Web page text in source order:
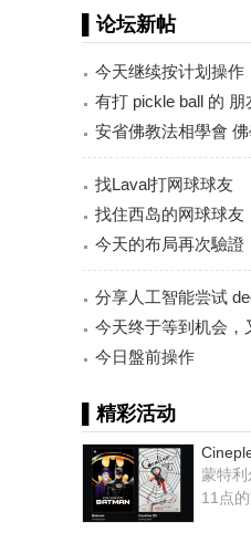
▌论坛新帖
今天继续按计划操作
手！
有打 pickle ball 的 朋
Brossard
安省佛教法相學會
（第二十八
找Laval打网球球友
找住西岛的网球球友
今天的布局再次驗證
朋友！
分享人工智能尝试
falsh, 据说
今天终于等到机会，
线利润！
今日盤前操作
▌精彩活动
蒙特利
11点